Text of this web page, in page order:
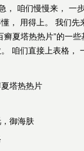
， 咱们慢慢来， 一
， 用得上。 我们先
癣夏塔热热片”的一
咱们直接上表格，
塔热热片
御海肤